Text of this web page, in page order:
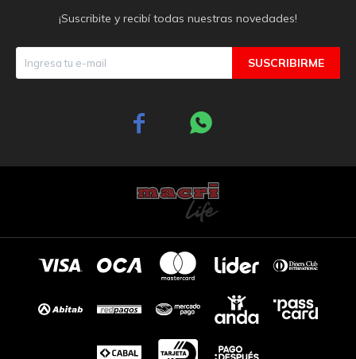
¡Suscribite y recibí todas nuestras novedades!
SUSCRIBIRME
 